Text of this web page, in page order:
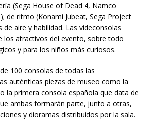
(Sega House of Dead 4, Namco
de ritmo (Konami Jubeat, Sega Project
de aire y habilidad. Las videconsolas
los atractivos del evento, sobre todo
y para los niños más curiosos.
100 consolas de todas las
auténticas piezas de museo como la
la primera consola española que data de
ambas formarán parte, junto a otras,
y dioramas distribuidos por la sala.